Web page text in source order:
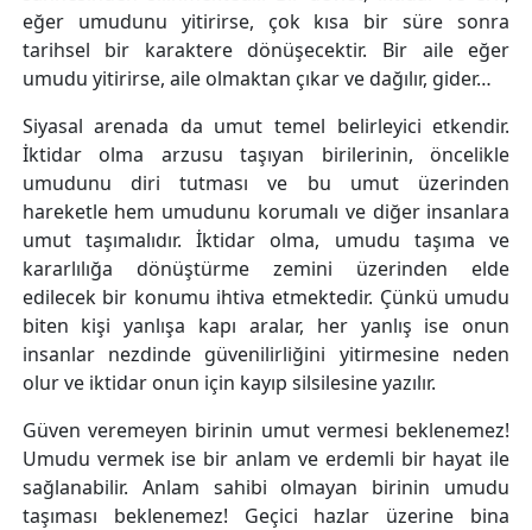
eğer umudunu yitirirse, çok kısa bir süre sonra
tarihsel bir karaktere dönüşecektir. Bir aile eğer
umudu yitirirse, aile olmaktan çıkar ve dağılır, gider…
Siyasal arenada da umut temel belirleyici etkendir.
İktidar olma arzusu taşıyan birilerinin, öncelikle
umudunu diri tutması ve bu umut üzerinden
hareketle hem umudunu korumalı ve diğer insanlara
umut taşımalıdır. İktidar olma, umudu taşıma ve
kararlılığa dönüştürme zemini üzerinden elde
edilecek bir konumu ihtiva etmektedir. Çünkü umudu
biten kişi yanlışa kapı aralar, her yanlış ise onun
insanlar nezdinde güvenilirliğini yitirmesine neden
olur ve iktidar onun için kayıp silsilesine yazılır.
Güven veremeyen birinin umut vermesi beklenemez!
Umudu vermek ise bir anlam ve erdemli bir hayat ile
sağlanabilir. Anlam sahibi olmayan birinin umudu
taşıması beklenemez! Geçici hazlar üzerine bina